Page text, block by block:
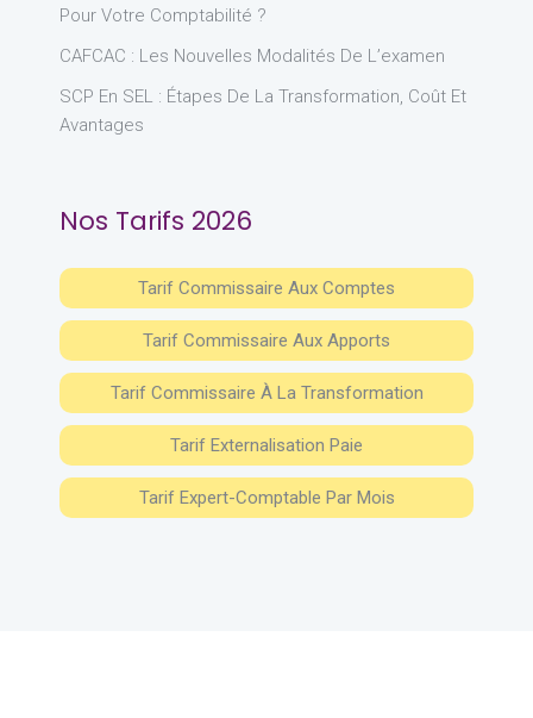
Pour Votre Comptabilité ?
CAFCAC : Les Nouvelles Modalités De L’examen
SCP En SEL : Étapes De La Transformation, Coût Et
Avantages
Nos Tarifs 2026
Tarif Commissaire Aux Comptes
Tarif Commissaire Aux Apports
Tarif Commissaire À La Transformation
Tarif Externalisation Paie
Tarif Expert-Comptable Par Mois